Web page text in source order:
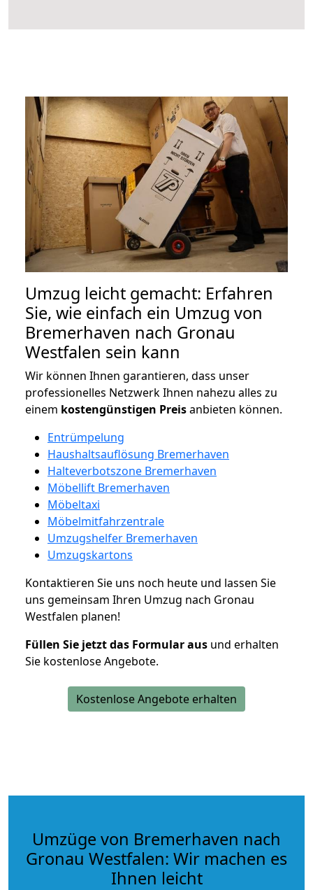
Umzug leicht gemacht: Erfahren
Sie, wie einfach ein Umzug von
Bremerhaven nach Gronau
Westfalen sein kann
Wir können Ihnen garantieren, dass unser
professionelles Netzwerk Ihnen nahezu alles zu
einem kostengünstigen Preisanbieten können.
Entrümpelung
Haushaltsauflösung Bremerhaven
Halteverbotszone Bremerhaven
Möbellift Bremerhaven
Möbeltaxi
Möbelmitfahrzentrale
Umzugshelfer Bremerhaven
Umzugskartons
Kontaktieren Sie uns noch heute und lassen Sie
uns gemeinsam Ihren Umzug nach Gronau
Westfalen planen!
Füllen Sie jetzt das Formular aus und erhalten
Sie kostenlose Angebote.
Kostenlose Angebote erhalten
Umzüge von Bremerhaven nach
Gronau Westfalen: Wir machen es
Ihnen leicht